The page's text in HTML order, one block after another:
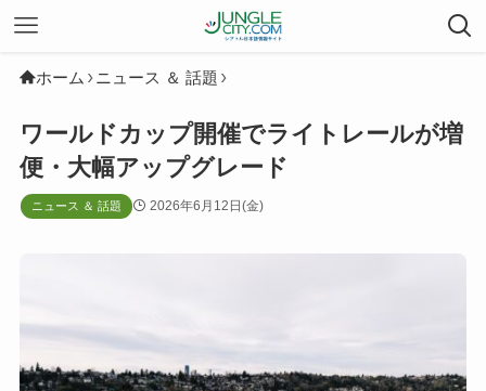
ホーム ニュース ＆ 話題
ワールドカップ開催でライトレールが増
便・大幅アップグレード
ニュース ＆ 話題 2026年6月12日(金)